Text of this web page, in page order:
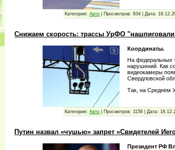
Категория: Авто Просмотров: 834 Дата:
Снижаем скорость: трассы УрФО
Координаты.
На федеральных
нарушений. Как
видеокамеры
Свердловской
Так, на Среднем
Категория: Авто Просмотров: 1156 Дата:
Путин назвал «чушью» запрет «Свидетелей
Президент РФ